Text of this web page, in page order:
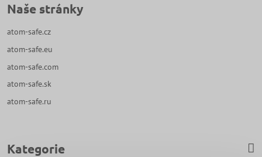
Naše stránky
atom-safe.cz
atom-safe.eu
atom-safe.com
atom-safe.sk
atom-safe.ru
Kategorie